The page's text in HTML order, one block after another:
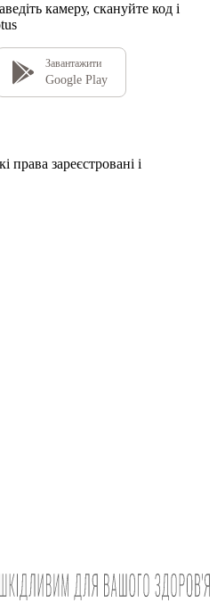
камеру, скануйте код і
Завантажити
Google Play
зареєстровані і